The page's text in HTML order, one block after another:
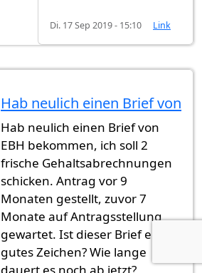
Di. 17 Sep 2019 - 15:10 Link
Hab neulich einen Brief von
Hab neulich einen Brief von
EBH bekommen, ich soll 2
frische Gehaltsabrechnungen
schicken. Antrag vor 9
Monaten gestellt, zuvor 7
Monate auf Antragsstellung
gewartet. Ist dieser Brief ein
gutes Zeichen? Wie lange
dauert es noch ab jetzt?